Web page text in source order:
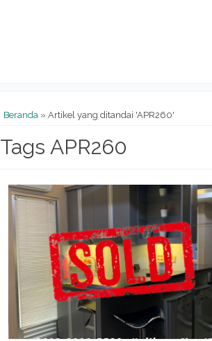
Beranda» Artikel yang ditandai 'APR260'
Tags APR260